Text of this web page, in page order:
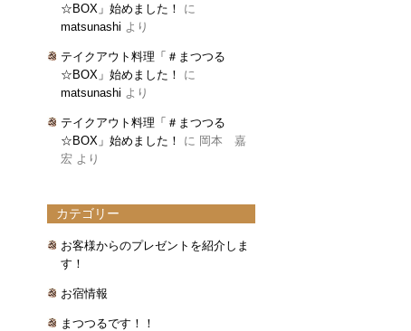
☆BOX」始めました！
に
matsunashi より
テイクアウト料理「＃まつつる
☆BOX」始めました！
に
matsunashi より
テイクアウト料理「＃まつつる
☆BOX」始めました！
に 岡本 嘉
宏 より
カテゴリー
お客様からのプレゼントを紹介しま
す！
お宿情報
まつつるです！！